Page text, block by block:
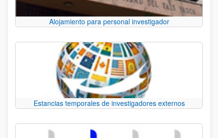
Alojamiento para personal investigador
Estancias temporales de investigadores externos